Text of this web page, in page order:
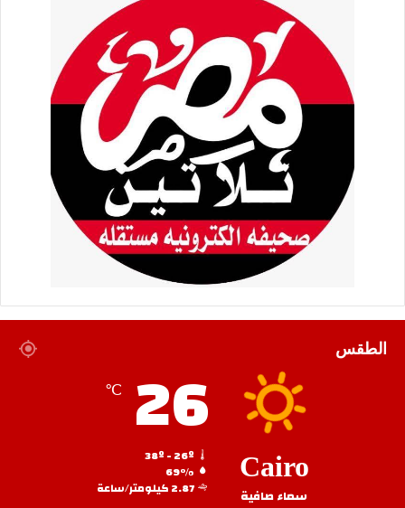
الطقس
Cairo
سماء صافية
26
℃
69%
2.87 كيلومتر/ساعة